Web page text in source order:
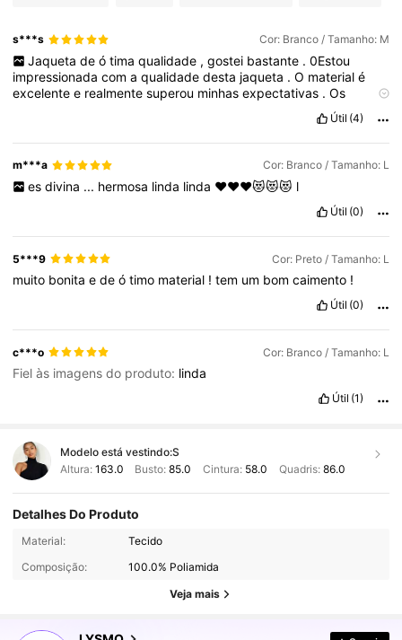
s***s Cor: Branco / Tamanho: M
Jaqueta de ó tima qualidade , gostei bastante . 0Estou
impressionadacomaqualidadedesta jaqueta .O materialé
excelentee realmentesuperou minhasexpectativas .Os
cuidado
perfeitamente.Recomendoacompra!
Útil (4)
m***a Cor: Branco / Tamanho: L
es divina ... hermosa linda linda ❤️❤️❤️😻😻😻 l
Útil (0)
5***9 Cor: Preto / Tamanho: L
muito bonitaedeótimo material !tem um bomcaimento !
Útil (0)
c***o Cor: Branco / Tamanho: L
Fiel às imagens do produto: linda
Útil (1)
Modelo está vestindo:S
Altura: 163.0 Busto:85.0 Cintura: 58.0 Quadris: 86.0
Detalhes Do Produto
Material:
Tecido
Composição:
100.0% Poliamida
Veja mais
801K Seguidores